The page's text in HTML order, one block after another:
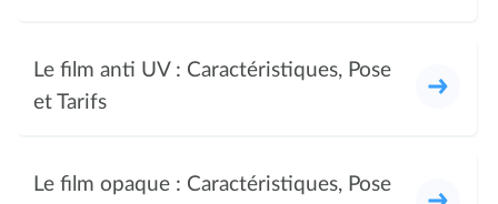
Le film anti UV : Caractéristiques, Pose
et Tarifs
Le film opaque : Caractéristiques, Pose